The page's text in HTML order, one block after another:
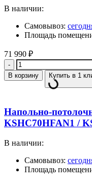
В наличии:
Самовывоз:
Площадь
71 990 ₽
Количество
В корзину Купить в 1
Напольно-
KSHC70HFAN1 /
В наличии:
Самовывоз:
Площадь